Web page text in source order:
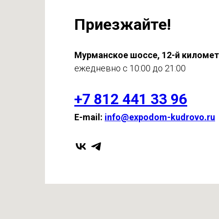
Приезжайте!
Мурманское шоссе, 12-й
ежедневно с 10:00 до 21:00
+7 812 441 33 96
E-mail: info@expodom-kudrovo.ru